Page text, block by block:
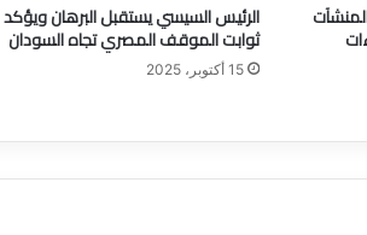
الرئيس السيسي يستقبل البرهان ويؤكد
ثوابت الموقف المصري تجاه السودان
15 أكتوبر، 2025